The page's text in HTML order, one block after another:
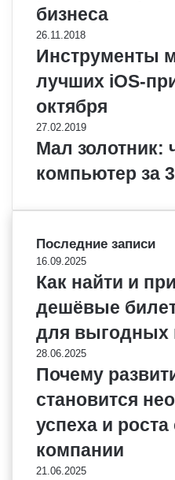
бизнеса
26.11.2018
Инструменты
лучших iOS-
октября
27.02.2019
Мал золотник:
компьютер за
Последние записи
16.09.2025
Как найти и
дешёвые
для выгодных
28.06.2025
Почему
становится
успеха и
компании
21.06.2025